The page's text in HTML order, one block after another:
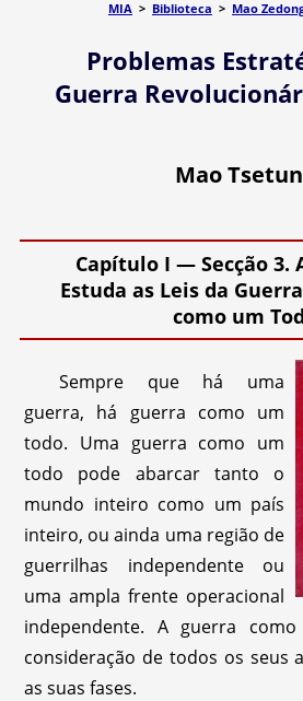
MIA > Biblioteca > Mao
Problemas
Guerra
Mao
Capítulo I — Secção 3.
Estuda as Leis da
como um
Sempre que há uma
guerra, há guerra como um
todo. Uma guerra como um
todo pode abarcar tanto o
mundo inteiro como um país
inteiro, ou ainda uma região de
guerrilhas independente ou
uma ampla frente operacional
independente. A guerra
consideração de todos os seus
as suas fases.